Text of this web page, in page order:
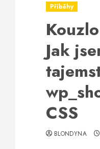
Příběhy
Jak
CSS
BLONDYNA